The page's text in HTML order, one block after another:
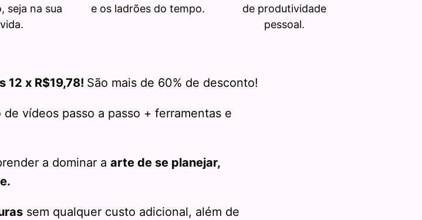
seja na sua
vida.
e os ladrões do tempo.
de produtividade
pessoal.
12 x R$19,78! São mais de 60% de desconto!
vídeos passo a passo + ferramentas e
a dominar a arte de se planejar,
sem qualquer custo adicional, além de